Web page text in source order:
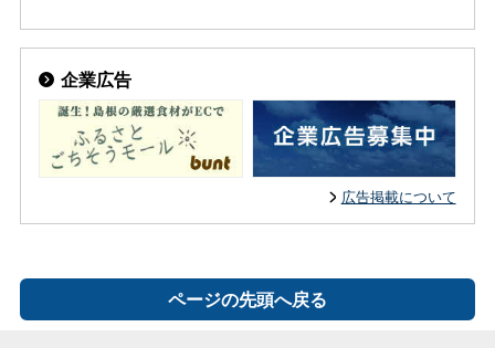
企業広告
広告掲載について
ページの先頭へ戻る